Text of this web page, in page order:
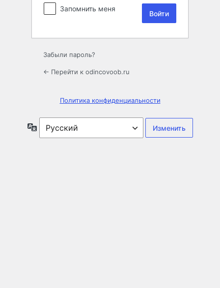
Запомнить меня
Забыли пароль?
← Перейти к odincovoob.ru
Политика конфиденциальности
Язык